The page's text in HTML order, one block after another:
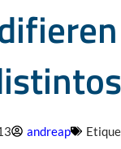
andreap